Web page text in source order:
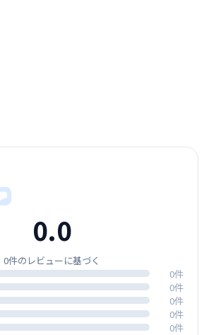
0.0
0件のレビューに基づく
0件
0件
0件
0件
0件